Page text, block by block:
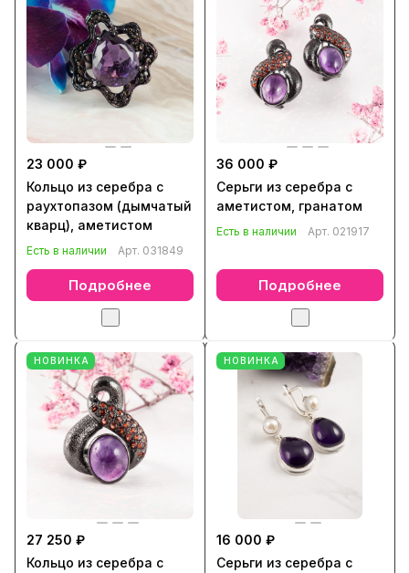
23 000 ₽
Кольцо из серебра с
раухтопазом (дымчатый
кварц), аметистом
Есть в наличии Арт. 031849
Подробнее
36 000 ₽
Серьги из серебра с
аметистом, гранатом
Есть в наличии Арт. 021917
Подробнее
НОВИНКА
27 250 ₽
Кольцо из серебра с
НОВИНКА
16 000 ₽
Серьги из серебра с